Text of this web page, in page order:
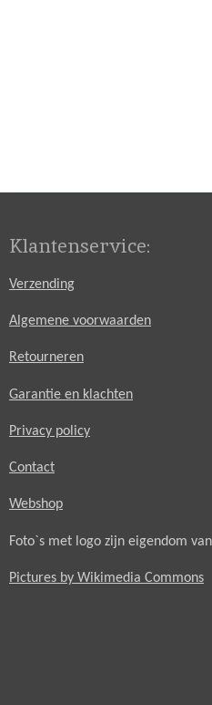
Klantenservice:
Verzending
Algemene voorwaarden
Retourneren
Garantie en klachten
Privacy policy
Contact
Webshop
Foto`s met logo zijn eigendom
Pictures by Wikimedia Commons